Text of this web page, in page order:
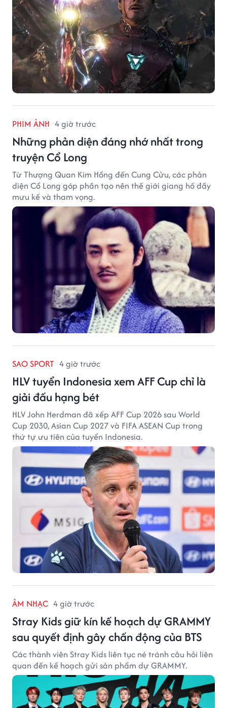
PHIM ẢNH 4 giờ trước
Những phản diện đáng nhớ nhất trong
truyện Cổ Long
Từ Thượng Quan Kim Hồng đến Cung Cửu, các phản
diện Cổ Long góp phần tạo nên thế giới giang hồ đầy
mưu kế và tham vọng.
SAO SPORT 4 giờ trước
HLV tuyển Indonesia xem AFF Cup chỉ là
giải đấu hạng bét
HLV John Herdman đã xếp AFF Cup 2026 sau World
Cup 2030, Asian Cup 2027 và FIFA ASEAN Cup trong
thứ tự ưu tiên của tuyển Indonesia.
ÂM NHẠC 4 giờ trước
Stray Kids giữ kín kế hoạch dự GRAMMY
sau quyết định gây chấn động của BTS
Các thành viên Stray Kids liên tục né tránh câu hỏi liên
quan đến kế hoạch gửi sản phẩm dự GRAMMY.